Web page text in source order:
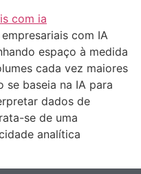
com IA
espaço à medida
cada vez maiores
se baseia na IA para
dados de
se de uma
analítica